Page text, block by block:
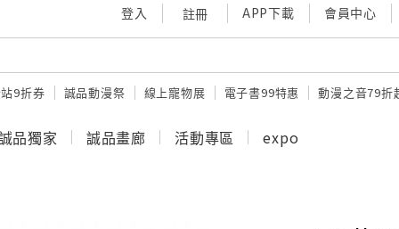
登入 註冊 APP下載 會員中心
9折券 誠品動漫祭 線上寵物展 電子書99特惠 動漫之音79折
品獨家 誠品畫廊 活動專區 expo